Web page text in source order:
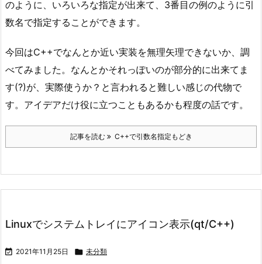
のように、いろいろな指定が出来て、3番目の例のように引
数名で指定することができます。
今回はC++でなんとか近い実装を無理矢理できないか、調
べてみました。なんとかそれっぽいのが部分的に出来てま
す(?)が、実際使うか？と言われると難しい感じの代物で
す。アイデアだけ役に立つこともあるかも程度の話です。
記事を読む C++で引数名指定もどき
Linuxでシステムトレイにアイコン表示(qt/C++)
 2021年11月25日  未分類